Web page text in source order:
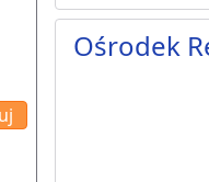
Ośrodek